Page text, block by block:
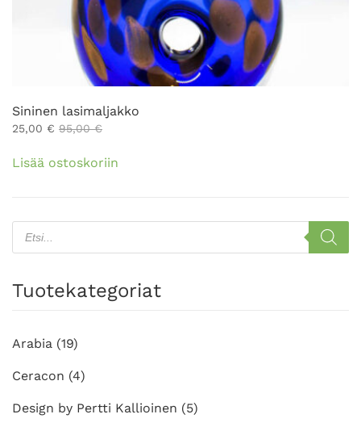
Sininen lasimaljakko
25,00 € 95,00€
Lisää ostoskoriin
Products
search
Tuotekategoriat
Arabia (19)
Ceracon (4)
Design by Pertti Kallioinen (5)